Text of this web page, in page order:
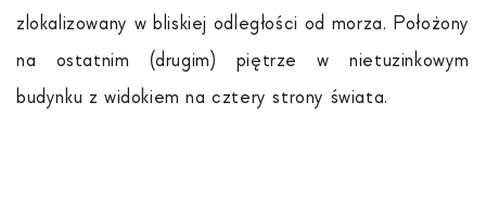
zlokalizowany w bliskiej odległości od morza. Położony
na ostatnim (drugim) piętrze w nietuzinkowym
budynku z widokiem na cztery strony świata.